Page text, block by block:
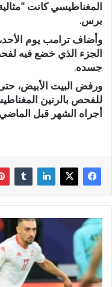
المغناطيسي كانت
برس.
وأضاف ترامب يوم
الجزء الذي خضع فيه
جسده.
ورفض البيت الأبيض،
للفحص بالرنين
أجراه الشهر قبل